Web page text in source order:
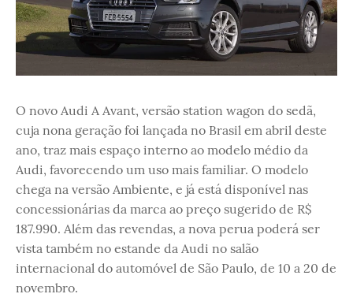
O novo Audi A Avant, versão station wagon do sedã,
cuja nona geração foi lançada no Brasil em abril deste
ano, traz mais espaço interno ao modelo médio da
Audi, favorecendo um uso mais familiar. O modelo
chega na versão Ambiente, e já está disponível nas
concessionárias da marca ao preço sugerido de R$
187.990. Além das revendas, a nova perua poderá ser
vista também no estande da Audi no salão
internacional do automóvel de São Paulo, de 10 a 20 de
novembro.